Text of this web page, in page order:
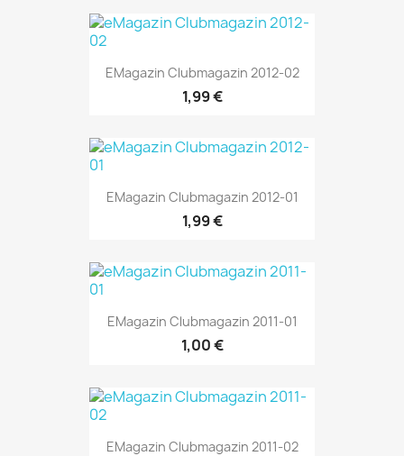
EMagazin Clubmagazin 2012-02
1,99 €
EMagazin Clubmagazin 2012-01
1,99 €
EMagazin Clubmagazin 2011-01
1,00 €
EMagazin Clubmagazin 2011-02